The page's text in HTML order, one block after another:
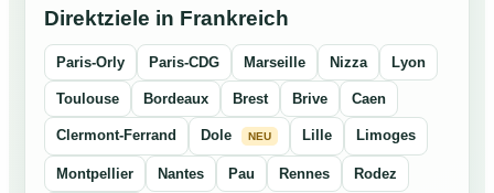
Direktziele in Frankreich
Paris-Orly Paris-CDG Marseille Nizza Lyon
Toulouse Bordeaux Brest Brive Caen
Clermont-Ferrand Dole NEU Lille Limoges
Montpellier Nantes Pau Rennes Rodez